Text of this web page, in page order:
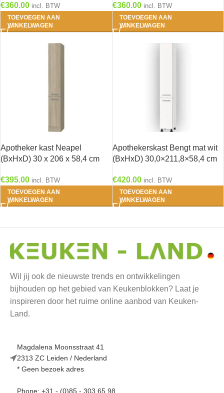
RAI-296
€360.00 incl. BTW
TOEVOEGEN AAN
WINKELWAGEN
€360.00 incl. BTW
TOEVOEGEN AAN
WINKELWAGEN
Apotheker kast Neapel
(BxHxD) 30 x 206 x 58,4 cm
€395.00 incl. BTW
TOEVOEGEN AAN
WINKELWAGEN
Apothekerskast Bengt mat wit
(BxHxD) 30,0×211,8×58,4 cm
€420.00 incl. BTW
TOEVOEGEN AAN
WINKELWAGEN
Wil jij ook de nieuwste trends en ontwikkelingen
bijhouden op het gebied van Keukenblokken? Laat je
inspireren door het ruime online aanbod van Keuken-
Land.
Magdalena Moonsstraat 41
2313 ZC Leiden / Nederland
* Geen bezoek adres
Phone: +31 - (0)85 - 303 65 98